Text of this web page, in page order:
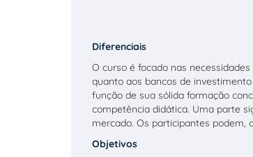
Diferenciais
O curso é focado nas
quanto aos bancos de
função de sua sólida formação
competência didática. Uma parte
mercado. Os participantes podem,
Objetivos